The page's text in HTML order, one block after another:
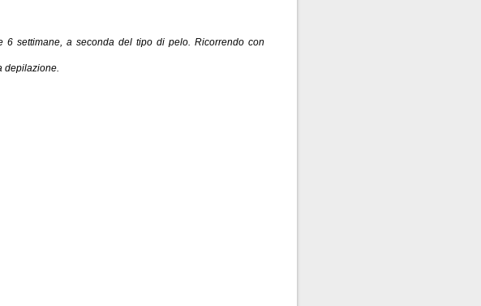
settimane, a seconda del tipo di pelo. Ricorrendo con
depilazione.